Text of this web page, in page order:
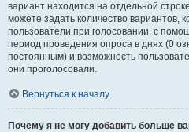
вариант находится на отдельной
можете задать количество вариантов,
пользователи при голосовании, с
период проведения опроса в днях (0
постоянным) и возможность
они проголосовали.
Вернуться к началу
Почему я не могу добавить больше